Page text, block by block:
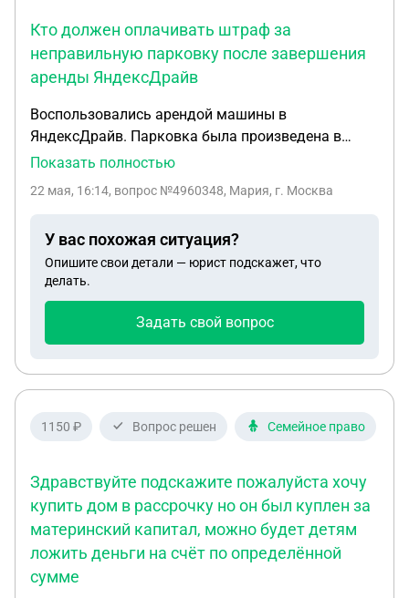
Кто должен оплачивать штраф за
неправильную парковку после завершения
аренды ЯндексДрайв
Воспользовались арендой машины в
ЯндексДрайв. Парковка была произведена в
22:30 вторника, аренда завершилась. В среду
запрещает парковку по средам) и счет за работу
если после завершения аренды было еще 2 часа
до среды, т.е. по факту любой другой
пользователь мог взять эту машину за это время,
больше не несем ответственности?
Показать полностью
22 мая, 16:14, вопрос №4960348, Мария, г. Москва
У вас похожая ситуация?
Опишите свои детали — юрист подскажет, что
делать.
Задать свой вопрос
1150 ₽ Вопрос решен Семейное право
Здравствуйте подскажите пожалуйста хочу
купить дом в рассрочку но он был куплен за
материнский капитал, можно будет детям
ложить деньги на счёт по определённой
сумме